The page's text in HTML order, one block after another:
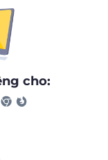
cho: